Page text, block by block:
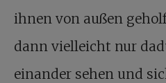
ihnen von außen
dann vielleicht nur
einander sehen und